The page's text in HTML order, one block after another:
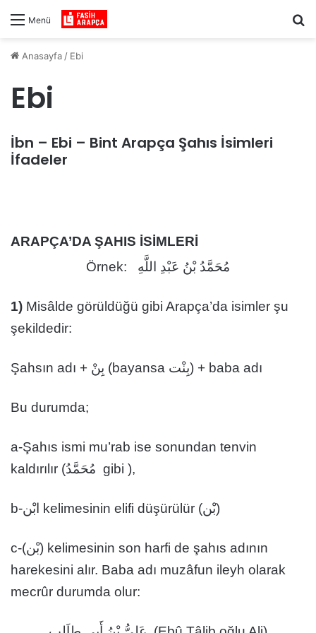
Menü
Anasayfa / Ebi
Ebi
İbn – Ebi – Bint Arapça Şahıs İsimleri
İfadeler
ARAPÇA’DA ŞAHIS İSİMLERİ
Örnek: مُحَمَّدُ بْنُ عَبْدِ اللَّهِ
1) Misâlde görüldüğü gibi Arapça’da isimler şu
şekildedir:
Şahsın adı + بِنْ (bayansa بِنْت) + baba adı
Bu durumda;
a-Şahıs ismi mu’rab ise sonundan tenvin
kaldırılır (مُحَمَّدُ gibi ),
b-ابْن kelimesinin elifi düşürülür (بْن)
c-(بْن) kelimesinin son harfi de şahıs adının
harekesini alır. Baba adı muzâfun ileyh olarak
mecrûr durumda olur: